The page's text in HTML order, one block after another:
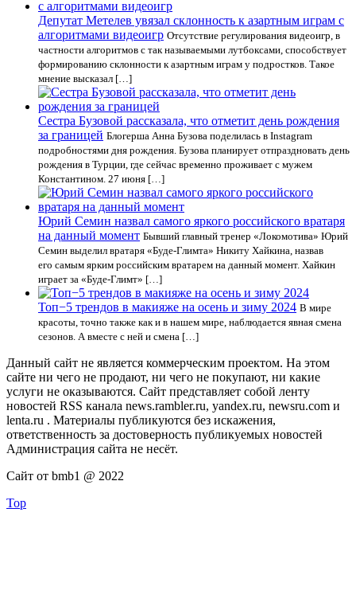
Депутат Метелев увязал склонность к азартным играм с
алгоритмами видеоигр Отсутствие регулирования видеоигр, в
частности алгоритмов с так называемыми лутбоксами, способствует
формированию склонности к азартным играм у подростков. Такое
мнение высказал […]
Сестра Бузовой рассказала, что отметит день рождения
за границей Блогерша Анна Бузова поделилась в Instagram
подробностями дня рождения. Бузова планирует отпраздновать день
рождения в Турции, где сейчас временно проживает с мужем
Константином. 27 июня […]
Юрий Семин назвал самого яркого российского вратаря
на данный момент Бывший главный тренер «Локомотива» Юрий
Семин выделил вратаря «Буде-Глимта» Никиту Хайкина, назвав
его самым ярким российским вратарем на данный момент. Хайкин
играет за «Буде-Глимт» […]
Топ−5 трендов в макияже на осень и зиму 2024 В мире
красоты, точно также как и в нашем мире, наблюдается явная смена
сезонов. А вместе с ней и смена […]
Данный сайт не является коммерческим проектом. На этом
сайте ни чего не продают, ни чего не покупают, ни какие
услуги не оказываются. Сайт представляет собой ленту
новостей RSS канала news.rambler.ru, yandex.ru, newsru.com и
lenta.ru . Материалы публикуются без искажения,
ответственность за достоверность публикуемых новостей
Администрация сайта не несёт.
Сайт от bmb1 @ 2022
Top